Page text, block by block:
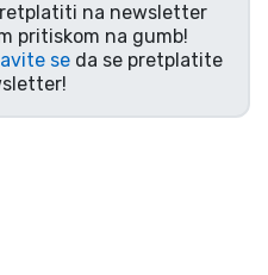
na newsletter
pritiskom na gumb!
se da se pretplatite